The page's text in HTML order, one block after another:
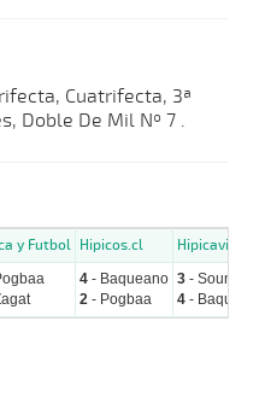
Cuatrifecta, 3ª
Doble De Mil Nº 7 .
y Futbol Hipicos.cl Hipicavirtual
4 - Baqueano
2 - Pogbaa
3 - Sound
4 - Baqueano